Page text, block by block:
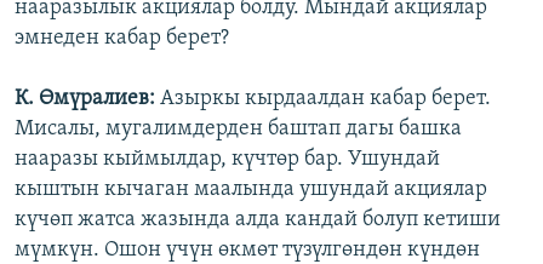
нааразылык акциялар болду. Мындай акциялар
эмнеден кабар берет?
К. Өмүралиев: Азыркы кырдаалдан кабар берет.
Мисалы, мугалимдерден баштап дагы башка
нааразы кыймылдар, күчтөр бар. Ушундай
кыштын кычаган маалында ушундай акциялар
күчөп жатса жазында алда кандай болуп кетиши
мүмкүн. Ошон үчүн өкмөт түзүлгөндөн күндөн